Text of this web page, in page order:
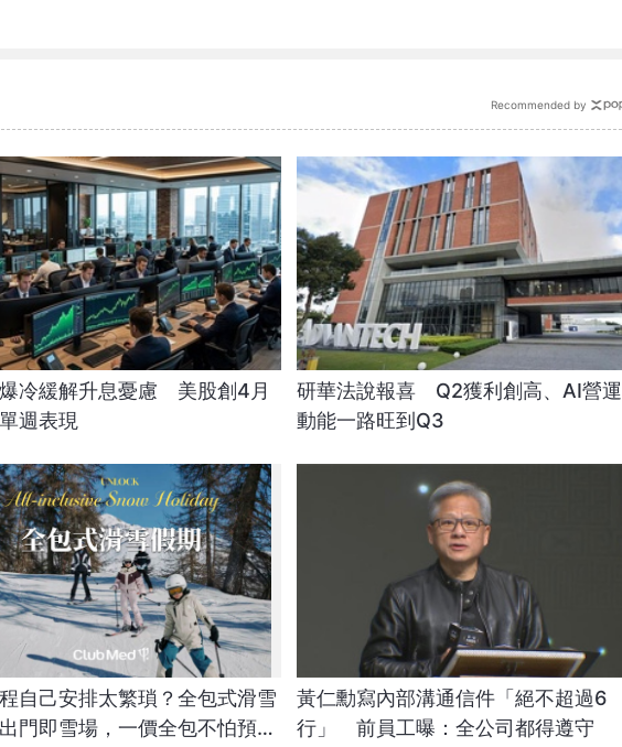
冷緩解升息憂慮 美股創4月
週表現
研華法說報喜 Q2獲利創高、AI營運
動能一路旺到Q3
自己安排太繁瑣？全包式滑雪
門即雪場，一價全包不怕預算
黃仁勳寫內部溝通信件「絕不超過6
行」 前員工曝：全公司都得遵守
Recommended by